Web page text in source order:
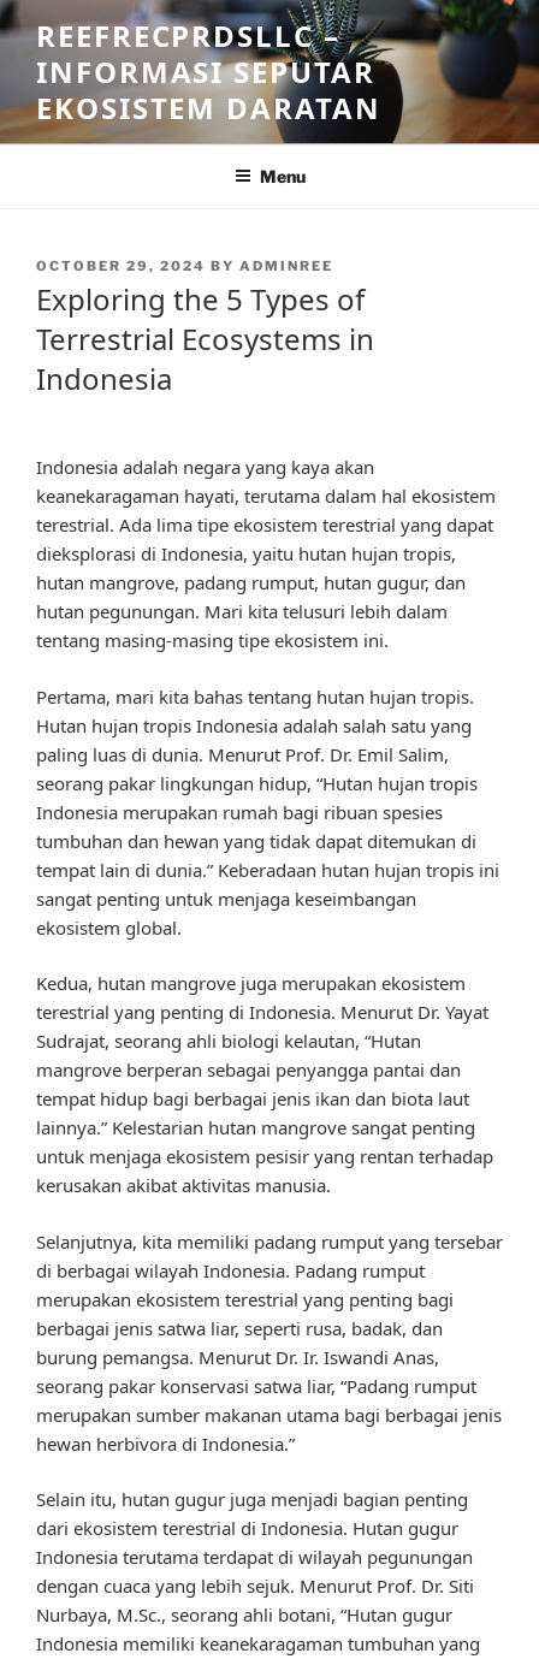
Skip
to
content
REEFRECPRDSLLC –
INFORMASI SEPUTAR
EKOSISTEM DARATAN
Menu
POSTED
OCTOBER 29, 2024 BY ADMINREE
Exploring the 5 Types of
Terrestrial Ecosystems in
Indonesia
Indonesia adalah negara yang kaya akan
keanekaragaman hayati, terutama dalam hal ekosistem
terestrial. Ada lima tipe ekosistem terestrial yang dapat
dieksplorasi di Indonesia, yaitu hutan hujan tropis,
hutan mangrove, padang rumput, hutan gugur, dan
hutan pegunungan. Mari kita telusuri lebih dalam
tentang masing-masing tipe ekosistem ini.
Pertama, mari kita bahas tentang hutan hujan tropis.
Hutan hujan tropis Indonesia adalah salah satu yang
paling luas di dunia. Menurut Prof. Dr. Emil Salim,
seorang pakar lingkungan hidup, “Hutan hujan tropis
Indonesia merupakan rumah bagi ribuan spesies
tumbuhan dan hewan yang tidak dapat ditemukan di
tempat lain di dunia.” Keberadaan hutan hujan tropis ini
sangat penting untuk menjaga keseimbangan
ekosistem global.
Kedua, hutan mangrove juga merupakan ekosistem
terestrial yang penting di Indonesia. Menurut Dr. Yayat
Sudrajat, seorang ahli biologi kelautan, “Hutan
mangrove berperan sebagai penyangga pantai dan
tempat hidup bagi berbagai jenis ikan dan biota laut
lainnya.” Kelestarian hutan mangrove sangat penting
untuk menjaga ekosistem pesisir yang rentan terhadap
kerusakan akibat aktivitas manusia.
Selanjutnya, kita memiliki padang rumput yang tersebar
di berbagai wilayah Indonesia. Padang rumput
merupakan ekosistem terestrial yang penting bagi
berbagai jenis satwa liar, seperti rusa, badak, dan
burung pemangsa. Menurut Dr. Ir. Iswandi Anas,
seorang pakar konservasi satwa liar, “Padang rumput
merupakan sumber makanan utama bagi berbagai jenis
hewan herbivora di Indonesia.”
Selain itu, hutan gugur juga menjadi bagian penting
dari ekosistem terestrial di Indonesia. Hutan gugur
Indonesia terutama terdapat di wilayah pegunungan
dengan cuaca yang lebih sejuk. Menurut Prof. Dr. Siti
Nurbaya, M.Sc., seorang ahli botani, “Hutan gugur
Indonesia memiliki keanekaragaman tumbuhan yang